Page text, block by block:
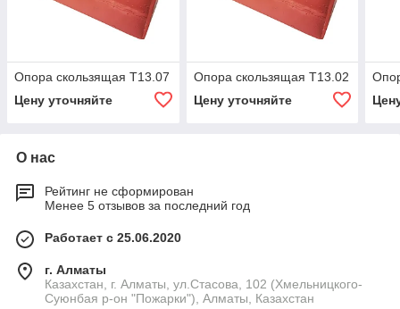
Опора скользящая Т13.07
Цену уточняйте
Опора скользящая Т13.02
Цену уточняйте
О нас
Рейтинг не сформирован
Менее 5 отзывов за последний год
Работает с 25.06.2020
г. Алматы
Казахстан, г. Алматы, ул.Стасова, 102 (Хмельницкого-
Суюнбая р-он "Пожарки"), Алматы, Казахстан